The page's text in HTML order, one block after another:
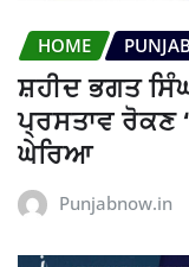
HOME PUNJAB
ਸ਼ਹੀਦ ਭਗਤ
ਪ੍ਰਸਤਾਵ ਰੋਕਣ
ਘੇਰਿਆ
Punjabnow.in